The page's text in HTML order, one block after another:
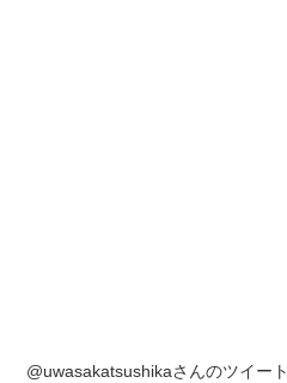
@uwasakatsushikaさんのツイート